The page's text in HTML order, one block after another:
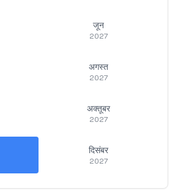
जून
2027
अगस्त
2027
अक्तूबर
2027
दिसंबर
2027